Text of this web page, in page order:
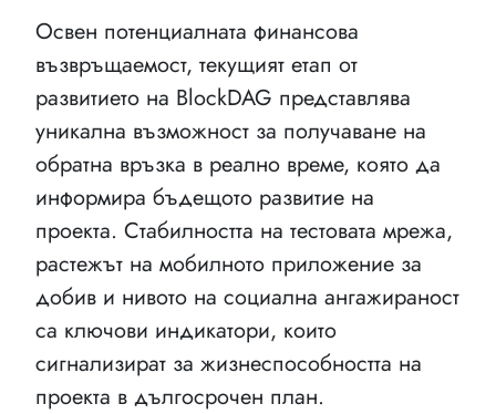
Освен потенциалната финансова
възвръщаемост, текущият етап от
развитието на BlockDAG представлява
уникална възможност за получаване на
обратна връзка в реално време, която да
информира бъдещото развитие на
проекта. Стабилността на тестовата мрежа,
растежът на мобилното приложение за
добив и нивото на социална ангажираност
са ключови индикатори, които
сигнализират за жизнеспособността на
проекта в дългосрочен план.